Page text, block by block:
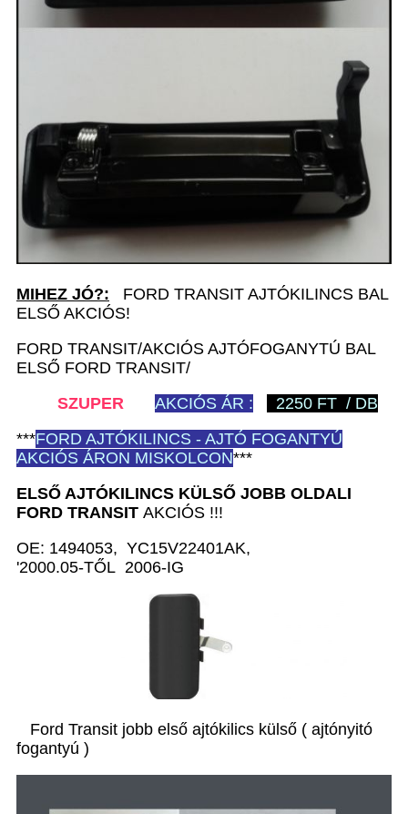
MIHEZ JÓ?: FORD TRANSIT AJTÓKILINCS BAL
ELSŐ AKCIÓS!
FORD TRANSIT/AKCIÓS AJTÓFOGANYTÚ BAL
ELSŐ FORD TRANSIT/
SZUPER
AKCIÓS ÁR :
2250 FT / DB
***FORD AJTÓKILINCS - AJTÓ FOGANTYÚ
AKCIÓS ÁRON MISKOLCON***
ELSŐ AJTÓKILINCS KÜLSŐ JOBB OLDALI
FORD TRANSIT AKCIÓS !!!
OE: 1494053, YC15V22401AK,
'2000.05-TŐL 2006-IG
Ford Transit jobb első ajtókilics külső ( ajtónyitó
fogantyú )